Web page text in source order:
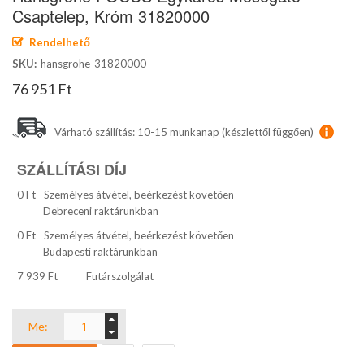
képgaléria
elejére
Csaptelep, Króm 31820000
Rendelhető
SKU hansgrohe-31820000
76 951 Ft
Várható szállítás: 10-15 munkanap (készlettől függően)
SZÁLLÍTÁSI DÍJ
0 Ft
Személyes átvétel, beérkezést követően
Debreceni raktárunkban
0 Ft
Személyes átvétel, beérkezést követően
Budapesti raktárunkban
7 939 Ft
Futárszolgálat
Me: